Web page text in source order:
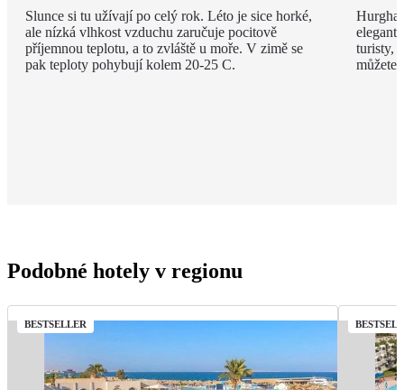
Slunce si tu užívají po celý rok. Léto je sice horké,
ale nízká vlhkost vzduchu zaručuje pocitově
příjemnou teplotu, a to zvláště u moře. V zimě se
pak teploty pohybují kolem 20-25 C.
turisty,
můžete
Podobné hotely v regionu
BESTSELLER